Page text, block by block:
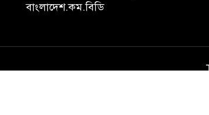
বাংলাদেশ.কম.বিডি